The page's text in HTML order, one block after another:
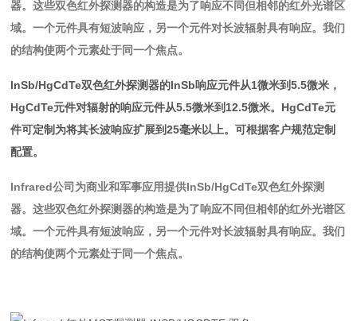
器。这些双色红外探测器的构造是为了响应不同但相邻的红外光谱区
域。一个元件具有短波响应，另一个元件对长波辐射具有响应。我们
的结构使两个元素处于同一个焦点。
InSb/HgCdTe双色红外探测器的InSb响应元件从1微米到5.5微米，
HgCdTe元件对辐射的响应元件从5.5微米到12.5微米。HgCdTe元
件可定制为将其长波响应扩展到25毫米以上。可根据客户规范定制
配置。
Infrared公司为商业和军事应用提供InSb/HgCdTe双色红外探测
器。这些双色红外探测器的构造是为了响应不同但相邻的红外光谱区
域。一个元件具有短波响应，另一个元件对长波辐射具有响应。我们
的结构使两个元素处于同一个焦点。